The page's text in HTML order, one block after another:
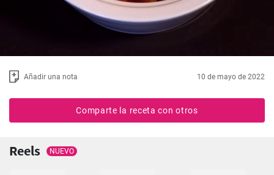
Añadir una nota 10 de mayo de 2022
Comparte la receta con otros
Reels NUEVO